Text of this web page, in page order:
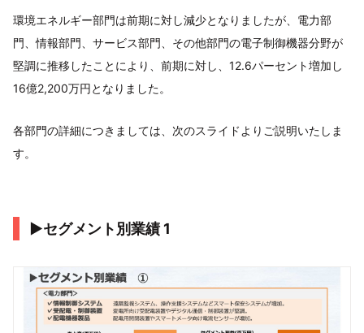
環境エネルギー部門は前期に対し減少となりましたが、電力部
門、情報部門、サービス部門、その他部門の電子制御機器分野が
堅調に推移したことにより、前期に対し、12.6パーセント増加し
16億2,200万円となりました。
各部門の詳細につきましては、次のスライドよりご説明いたしま
す。
▶セグメント別業績 1